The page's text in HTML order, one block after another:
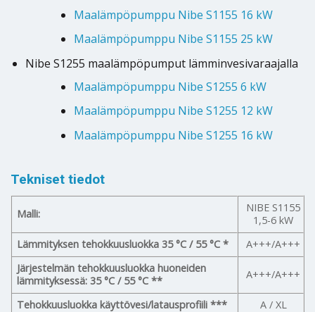
Maalämpöpumppu Nibe S1155 16 kW
Maalämpöpumppu Nibe S1155 25 kW
Nibe S1255 maalämpöpumput lämminvesivaraajalla
Maalämpöpumppu Nibe S1255 6 kW
Maalämpöpumppu Nibe S1255 12 kW
Maalämpöpumppu Nibe S1255 16 kW
Tekniset tiedot
Malli:
NIBE S1155
1,5-6 kW
Lämmityksen tehokkuusluokka 35 °C / 55 °C *
A+++/A+++
Järjestelmän tehokkuusluokka huoneiden
lämmityksessä: 35 °C / 55 °C **
A+++/A+++
Tehokkuusluokka käyttövesi/latausprofiili ***
A / XL